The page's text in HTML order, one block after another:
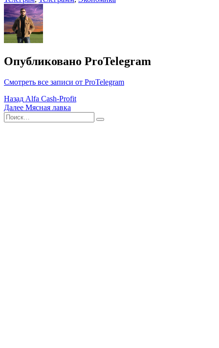
Опубликовано ProTelegram
Смотреть все записи от ProTelegram
Навигация
по
записям
Назад Alfa Cash-Profit
Далее Мясная лавка
Поиск
Найти